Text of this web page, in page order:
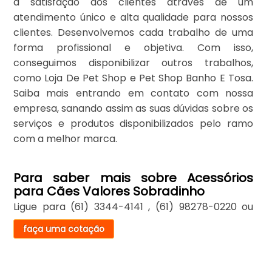
atendimento único e alta qualidade para nossos
clientes. Desenvolvemos cada trabalho de uma
forma profissional e objetiva. Com isso,
conseguimos disponibilizar outros trabalhos,
como Loja De Pet Shop e Pet Shop Banho E Tosa.
Saiba mais entrando em contato com nossa
empresa, sanando assim as suas dúvidas sobre os
serviços e produtos disponibilizados pelo ramo
com a melhor marca.
Para saber mais sobre Acessórios
para Cães Valores Sobradinho
Ligue para (61) 3344-4141 , (61) 98278-0220 ou
faça uma cotação